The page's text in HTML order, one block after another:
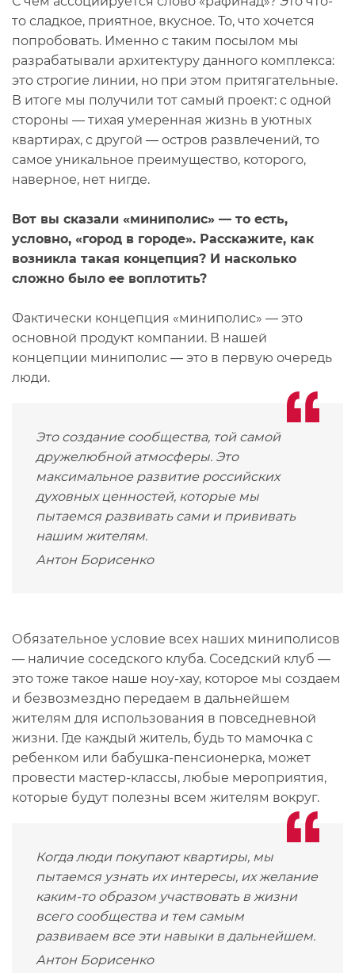
то сладкое, приятное, вкусное. То, что хочется
попробовать. Именно с таким посылом мы
разрабатывали архитектуру данного комплекса:
это строгие линии, но при этом притягательные.
В итоге мы получили тот самый проект: с одной
стороны — тихая умеренная жизнь в уютных
квартирах, с другой — остров развлечений, то
самое уникальное преимущество, которого,
наверное, нет нигде.
Вот вы сказали «миниполис» — то есть,
условно, «город в городе». Расскажите, как
возникла такая концепция? И насколько
сложно было ее воплотить?
Фактически концепция «миниполис» — это
основной продукт компании. В нашей
концепции миниполис — это в первую очередь
люди.
Это создание сообщества, той самой
дружелюбной атмосферы. Это
максимальное развитие российских
духовных ценностей, которые мы
пытаемся развивать сами и прививать
нашим жителям.
Антон Борисенко
Обязательное условие всех наших миниполисов
— наличие соседского клуба. Соседский клуб —
это тоже такое наше ноу-хау, которое мы создаем
и безвозмездно передаем в дальнейшем
жителям для использования в повседневной
жизни. Где каждый житель, будь то мамочка с
ребенком или бабушка-пенсионерка, может
провести мастер-классы, любые мероприятия,
которые будут полезны всем жителям вокруг.
Когда люди покупают квартиры, мы
пытаемся узнать их интересы, их желание
каким-то образом участвовать в жизни
всего сообщества и тем самым
развиваем все эти навыки в дальнейшем.
Антон Борисенко